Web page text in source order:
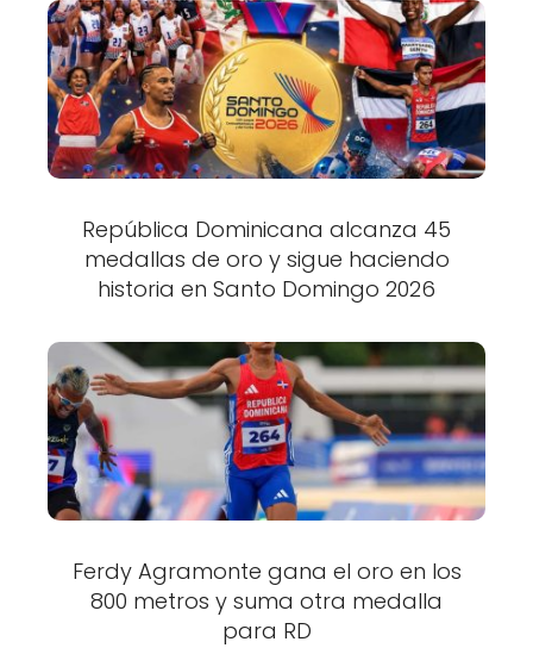
República Dominicana alcanza 45
medallas de oro y sigue haciendo
historia en Santo Domingo 2026
Ferdy Agramonte gana el oro en los
800 metros y suma otra medalla
para RD